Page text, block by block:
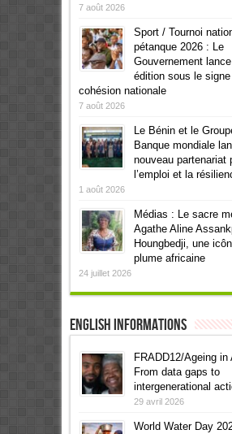
7 août 2026
Sport / Tournoi
pétanque 2026 : Le
Gouvernement
édition sous le
cohésion nationale
7 août 2026
Le Bénin et le
Banque mondiale
nouveau partenariat
l’emploi et la
1 août 2026
Médias : Le sacre
Agathe Aline
Houngbedji, une
plume africaine
24 juillet 2026
English informations
FRADD12/Ageing in
From data gaps to
intergenerational
29 avril 2026
World Water Day